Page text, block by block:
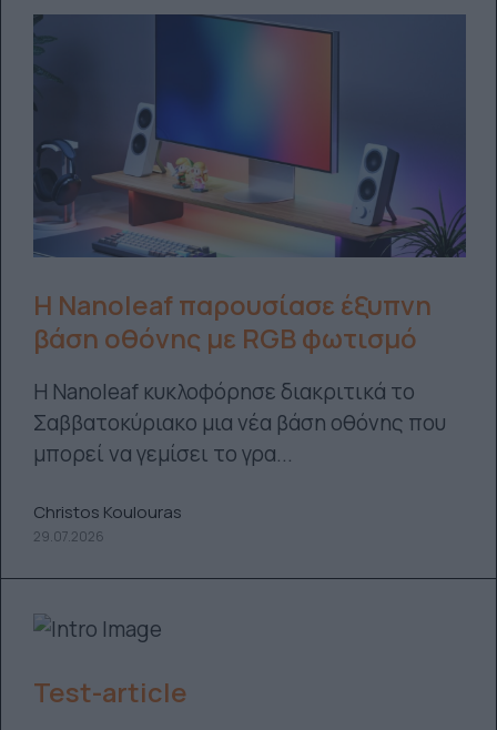
Η Nanoleaf παρουσίασε έξυπνη
βάση οθόνης με RGB φωτισμό
Η Nanoleaf κυκλοφόρησε διακριτικά το
Σαββατοκύριακο μια νέα βάση οθόνης που
μπορεί να γεμίσει το γρα...
Christos Koulouras
29.07.2026
Test-article